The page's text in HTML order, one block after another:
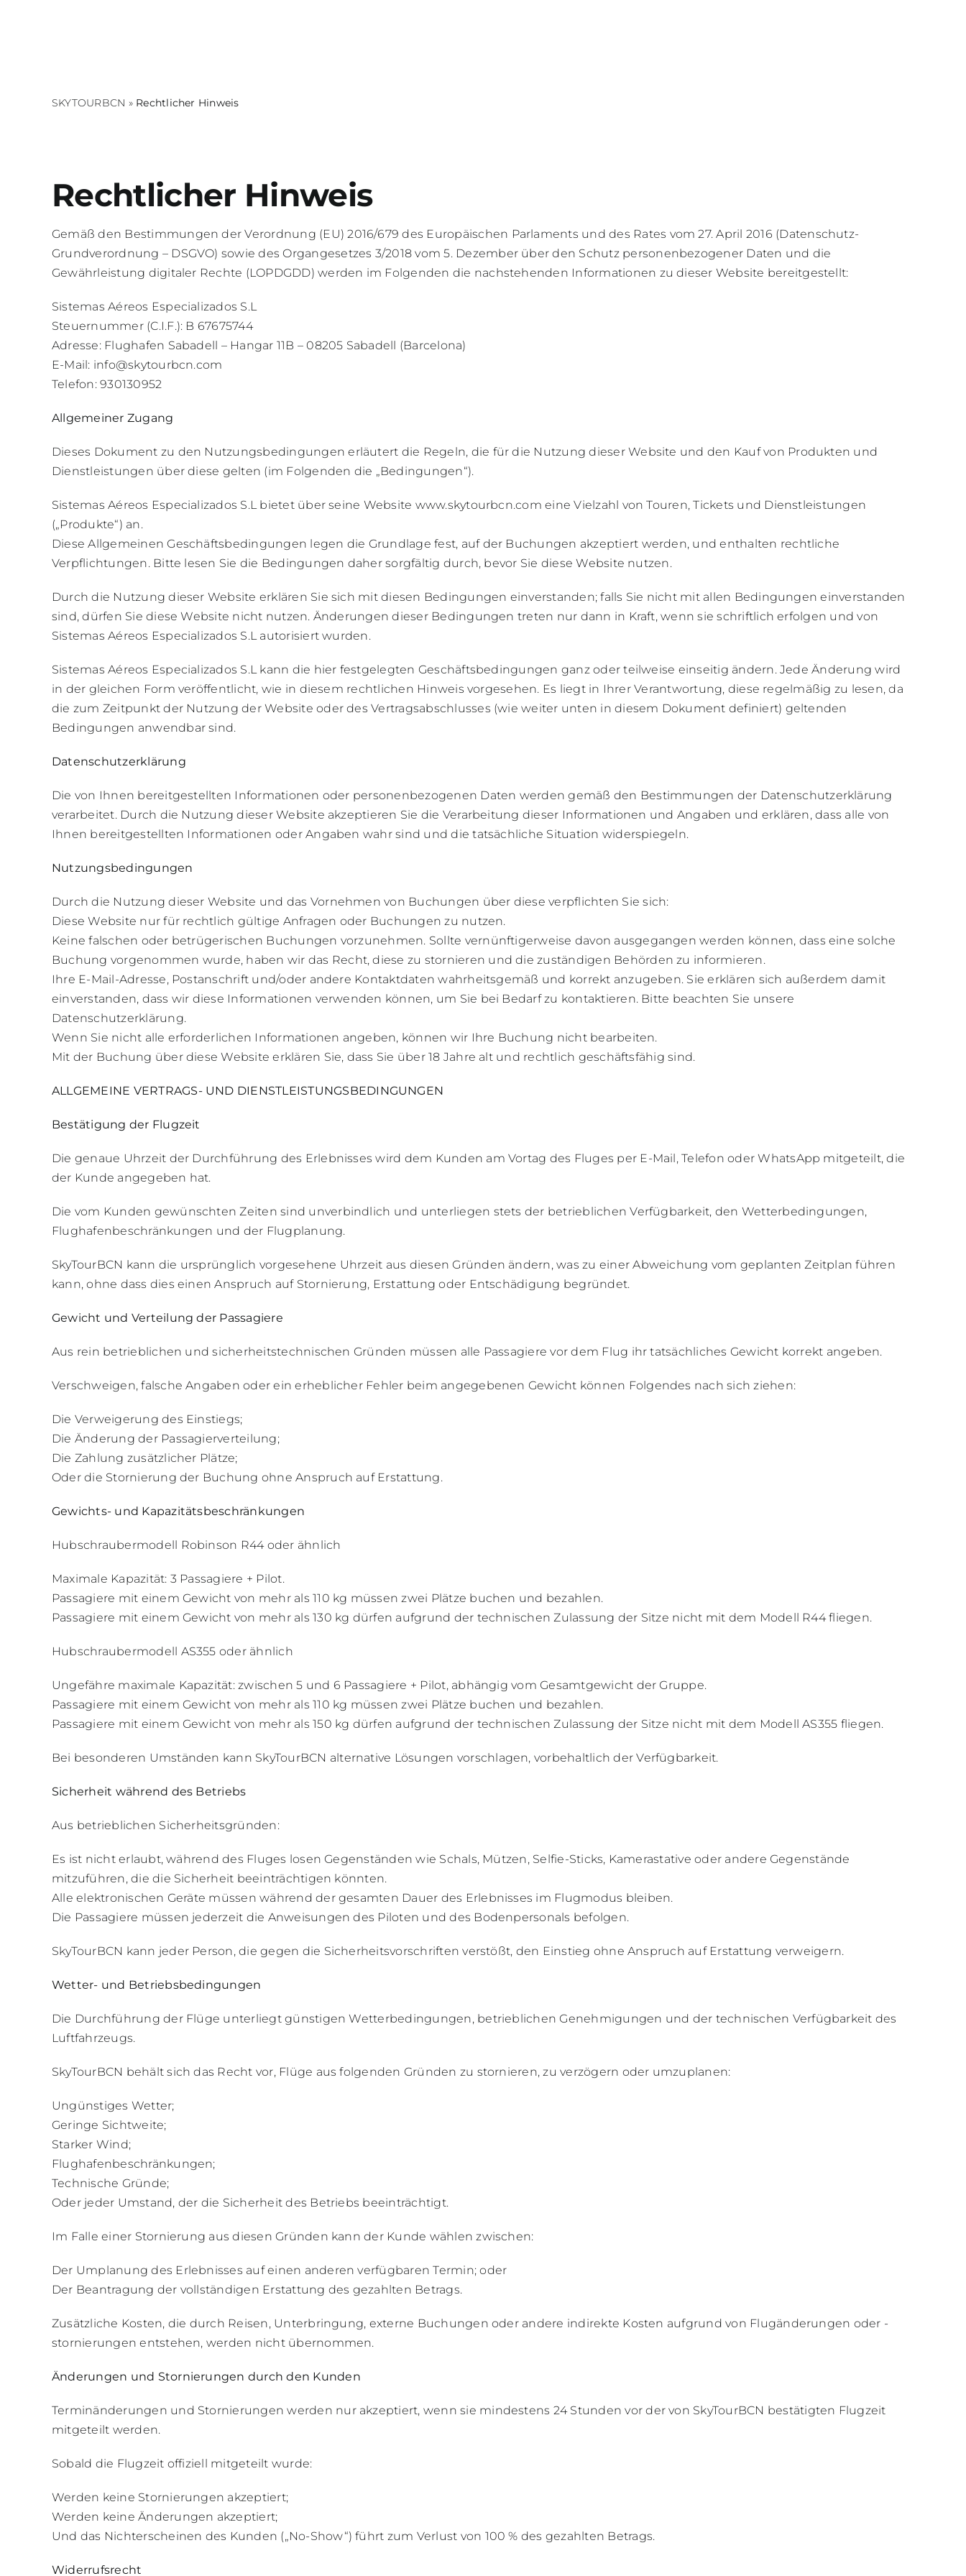
SKYTOURBCN » Rechtlicher Hinweis
Rechtlicher Hinweis
Gemäß den Bestimmungen der Verordnung (EU) 2016/679 des Europäischen Parlaments und des Rates vom 27. April 2016 (Datenschutz-
Grundverordnung – DSGVO) sowie des Organgesetzes 3/2018 vom 5. Dezember über den Schutz personenbezogener Daten und die
Gewährleistung digitaler Rechte (LOPDGDD) werden im Folgenden die nachstehenden Informationen zu dieser Website bereitgestellt:
Sistemas Aéreos Especializados S.L
Steuernummer (C.I.F.): B 67675744
Adresse: Flughafen Sabadell – Hangar 11B – 08205 Sabadell (Barcelona)
E-Mail: info@skytourbcn.com
Telefon: 930130952
Allgemeiner Zugang
Dieses Dokument zu den Nutzungsbedingungen erläutert die Regeln, die für die Nutzung dieser Website und den Kauf von Produkten und
Dienstleistungen über diese gelten (im Folgenden die „Bedingungen“).
Sistemas Aéreos Especializados S.L bietet über seine Website www.skytourbcn.com eine Vielzahl von Touren, Tickets und Dienstleistungen
(„Produkte“) an.
Diese Allgemeinen Geschäftsbedingungen legen die Grundlage fest, auf der Buchungen akzeptiert werden, und enthalten rechtliche
Verpflichtungen. Bitte lesen Sie die Bedingungen daher sorgfältig durch, bevor Sie diese Website nutzen.
Durch die Nutzung dieser Website erklären Sie sich mit diesen Bedingungen einverstanden; falls Sie nicht mit allen Bedingungen einverstanden
sind, dürfen Sie diese Website nicht nutzen. Änderungen dieser Bedingungen treten nur dann in Kraft, wenn sie schriftlich erfolgen und von
Sistemas Aéreos Especializados S.L autorisiert wurden.
Sistemas Aéreos Especializados S.L kann die hier festgelegten Geschäftsbedingungen ganz oder teilweise einseitig ändern. Jede Änderung wird
in der gleichen Form veröffentlicht, wie in diesem rechtlichen Hinweis vorgesehen. Es liegt in Ihrer Verantwortung, diese regelmäßig zu lesen, da
die zum Zeitpunkt der Nutzung der Website oder des Vertragsabschlusses (wie weiter unten in diesem Dokument definiert) geltenden
Bedingungen anwendbar sind.
Datenschutzerklärung
Die von Ihnen bereitgestellten Informationen oder personenbezogenen Daten werden gemäß den Bestimmungen der Datenschutzerklärung
verarbeitet. Durch die Nutzung dieser Website akzeptieren Sie die Verarbeitung dieser Informationen und Angaben und erklären, dass alle von
Ihnen bereitgestellten Informationen oder Angaben wahr sind und die tatsächliche Situation widerspiegeln.
Nutzungsbedingungen
Durch die Nutzung dieser Website und das Vornehmen von Buchungen über diese verpflichten Sie sich:
Diese Website nur für rechtlich gültige Anfragen oder Buchungen zu nutzen.
Keine falschen oder betrügerischen Buchungen vorzunehmen. Sollte vernünftigerweise davon ausgegangen werden können, dass eine solche
Buchung vorgenommen wurde, haben wir das Recht, diese zu stornieren und die zuständigen Behörden zu informieren.
Ihre E-Mail-Adresse, Postanschrift und/oder andere Kontaktdaten wahrheitsgemäß und korrekt anzugeben. Sie erklären sich außerdem damit
einverstanden, dass wir diese Informationen verwenden können, um Sie bei Bedarf zu kontaktieren. Bitte beachten Sie unsere
Datenschutzerklärung.
Wenn Sie nicht alle erforderlichen Informationen angeben, können wir Ihre Buchung nicht bearbeiten.
Mit der Buchung über diese Website erklären Sie, dass Sie über 18 Jahre alt und rechtlich geschäftsfähig sind.
ALLGEMEINE VERTRAGS- UND DIENSTLEISTUNGSBEDINGUNGEN
Bestätigung der Flugzeit
Die genaue Uhrzeit der Durchführung des Erlebnisses wird dem Kunden am Vortag des Fluges per E-Mail, Telefon oder WhatsApp mitgeteilt, die
der Kunde angegeben hat.
Die vom Kunden gewünschten Zeiten sind unverbindlich und unterliegen stets der betrieblichen Verfügbarkeit, den Wetterbedingungen,
Flughafenbeschränkungen und der Flugplanung.
SkyTourBCN kann die ursprünglich vorgesehene Uhrzeit aus diesen Gründen ändern, was zu einer Abweichung vom geplanten Zeitplan führen
kann, ohne dass dies einen Anspruch auf Stornierung, Erstattung oder Entschädigung begründet.
Gewicht und Verteilung der Passagiere
Aus rein betrieblichen und sicherheitstechnischen Gründen müssen alle Passagiere vor dem Flug ihr tatsächliches Gewicht korrekt angeben.
Verschweigen, falsche Angaben oder ein erheblicher Fehler beim angegebenen Gewicht können Folgendes nach sich ziehen:
Die Verweigerung des Einstiegs;
Die Änderung der Passagierverteilung;
Die Zahlung zusätzlicher Plätze;
Oder die Stornierung der Buchung ohne Anspruch auf Erstattung.
Gewichts- und Kapazitätsbeschränkungen
Hubschraubermodell Robinson R44 oder ähnlich
Maximale Kapazität: 3 Passagiere + Pilot.
Passagiere mit einem Gewicht von mehr als 110 kg müssen zwei Plätze buchen und bezahlen.
Passagiere mit einem Gewicht von mehr als 130 kg dürfen aufgrund der technischen Zulassung der Sitze nicht mit dem Modell R44 fliegen.
Hubschraubermodell AS355 oder ähnlich
Ungefähre maximale Kapazität: zwischen 5 und 6 Passagiere + Pilot, abhängig vom Gesamtgewicht der Gruppe.
Passagiere mit einem Gewicht von mehr als 110 kg müssen zwei Plätze buchen und bezahlen.
Passagiere mit einem Gewicht von mehr als 150 kg dürfen aufgrund der technischen Zulassung der Sitze nicht mit dem Modell AS355 fliegen.
Bei besonderen Umständen kann SkyTourBCN alternative Lösungen vorschlagen, vorbehaltlich der Verfügbarkeit.
Sicherheit während des Betriebs
Aus betrieblichen Sicherheitsgründen:
Es ist nicht erlaubt, während des Fluges losen Gegenständen wie Schals, Mützen, Selfie-Sticks, Kamerastative oder andere Gegenstände
mitzuführen, die die Sicherheit beeinträchtigen könnten.
Alle elektronischen Geräte müssen während der gesamten Dauer des Erlebnisses im Flugmodus bleiben.
Die Passagiere müssen jederzeit die Anweisungen des Piloten und des Bodenpersonals befolgen.
SkyTourBCN kann jeder Person, die gegen die Sicherheitsvorschriften verstößt, den Einstieg ohne Anspruch auf Erstattung verweigern.
Wetter- und Betriebsbedingungen
Die Durchführung der Flüge unterliegt günstigen Wetterbedingungen, betrieblichen Genehmigungen und der technischen Verfügbarkeit des
Luftfahrzeugs.
SkyTourBCN behält sich das Recht vor, Flüge aus folgenden Gründen zu stornieren, zu verzögern oder umzuplanen:
Ungünstiges Wetter;
Geringe Sichtweite;
Starker Wind;
Flughafenbeschränkungen;
Technische Gründe;
Oder jeder Umstand, der die Sicherheit des Betriebs beeinträchtigt.
Im Falle einer Stornierung aus diesen Gründen kann der Kunde wählen zwischen:
Der Umplanung des Erlebnisses auf einen anderen verfügbaren Termin; oder
Der Beantragung der vollständigen Erstattung des gezahlten Betrags.
Zusätzliche Kosten, die durch Reisen, Unterbringung, externe Buchungen oder andere indirekte Kosten aufgrund von Flugänderungen oder -
stornierungen entstehen, werden nicht übernommen.
Änderungen und Stornierungen durch den Kunden
Terminänderungen und Stornierungen werden nur akzeptiert, wenn sie mindestens 24 Stunden vor der von SkyTourBCN bestätigten Flugzeit
mitgeteilt werden.
Sobald die Flugzeit offiziell mitgeteilt wurde:
Werden keine Stornierungen akzeptiert;
Werden keine Änderungen akzeptiert;
Und das Nichterscheinen des Kunden („No-Show“) führt zum Verlust von 100 % des gezahlten Betrags.
Widerrufsrecht